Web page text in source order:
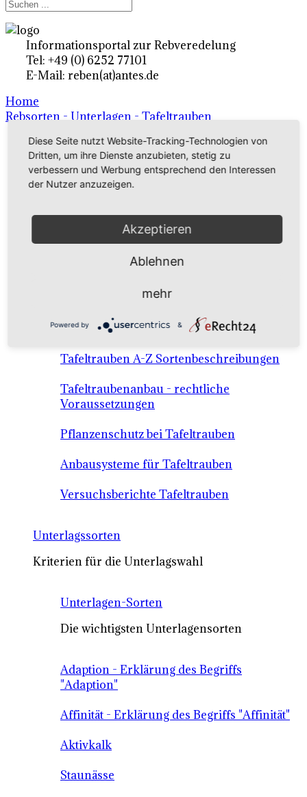
Informationsportal zur Rebveredelung
Tel: +49 (0) 6252 77101
E-Mail: reben(at)antes.de
Home
Rebsorten - Unterlagen - Tafeltrauben
Ertragsrebsorten A-Z
in Deutschland
Rebsorten international
Anbausysteme & Recht
Tafeltrauben A-Z Sortenbeschreibungen
Tafeltraubenanbau - rechtliche
Voraussetzungen
Pflanzenschutz bei Tafeltrauben
Anbausysteme für Tafeltrauben
Versuchsberichte Tafeltrauben
Unterlagssorten
Kriterien für die Unterlagswahl
Unterlagen-Sorten
Die wichtigsten Unterlagensorten
Adaption - Erklärung des Begriffs
"Adaption"
Affinität - Erklärung des Begriffs "Affinität"
Aktivkalk
Staunässe
Diese Seite nutzt Website-Tracking-Technologien von
Dritten, um ihre Dienste anzubieten, stetig zu
verbessern und Werbung entsprechend den Interessen
der Nutzer anzuzeigen.
Akzeptieren
Ablehnen
mehr
Powered by &